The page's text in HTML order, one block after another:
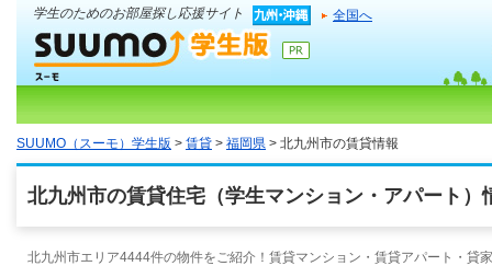
学生のためのお部屋探し応援サイト 全国へ
SUUMO（スーモ）学生版 > 賃貸 > 福岡県 > 北九州市の賃貸情報
北九州市の賃貸住宅（学生マンション・アパート）
北九州市エリア4444件の物件をご紹介！賃貸マンション・賃貸アパート・